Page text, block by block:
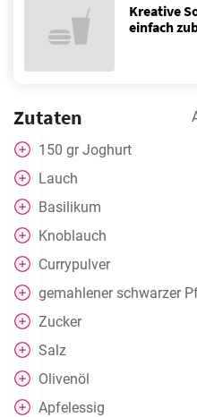
Kreative
einfach
Zutaten
150 gr Joghurt
Lauch
Basilikum
Knoblauch
Currypulver
gemahlener schwarzer
Zucker
Salz
Olivenöl
Apfelessig